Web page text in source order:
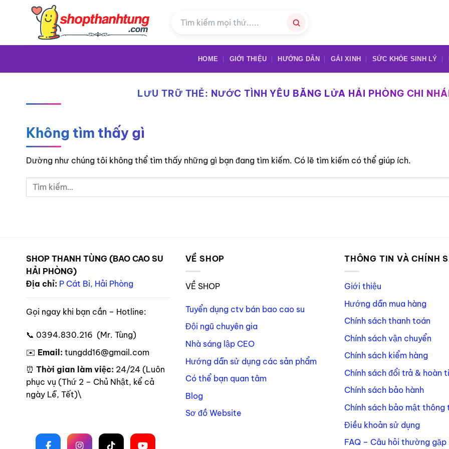
dung
HOME GIỚI THIỆU HƯỚNG DẪN GÁI XINH SỨC KHỎE SINH LÝ
LƯU TRỮ THẺ: NƯỚC TÌNH YÊU BĂNG LỬA HẢI PHÒNG CHI
Không tìm thấy gì
Dường như chúng tôi không thể tìm thấy những gì bạn đang tìm kiếm. Có lẽ tìm kiếm có thể giúp ích.
SHOP THANH TÙNG (BAO CAO SU
HẢI PHÒNG)
Địa chỉ: P Cát Bi, Hải Phòng
Gọi ngay khi bạn cần – Hotline:
📞 0394.830.216 (Mr. Tùng)
✉️ Email: tungdd16@gmail.com
⏰ Thời gian làm việc: 24/24 (Luôn
phục vụ (Thứ 2 – Chủ Nhật, kể cả
ngày Lễ, Tết)\
VỀ SHOP
VỀ SHOP
Tuyển dụng ctv bán bao cao su
Đội ngũ chuyên gia
Nhà sáng lập CEO
Hướng dẫn sử dụng các sản phẩm
Có thể bạn quan tâm
Blog
Sơ đồ Website
THÔNG TIN VÀ CHÍNH
Giới thiệu
Hướng dẫn mua hàng
Chính sách thanh toán
Chính sách vận chuyển
Chính sách kiểm hàng
Chính sách đổi trả & hoàn
Chính sách bảo hành
Chính sách bảo mật thông
Điều khoản sử dụng
FAQ – Câu hỏi thường gặp